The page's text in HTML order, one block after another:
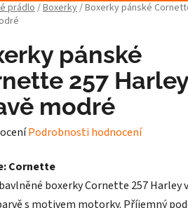
prádlo/Boxerky/Boxerky pánské
pánské
257 Harley
modré
Podrobnosti hodnocení
Cornette
boxerky Cornette 257 Harley
s motivem motorky. Příjemný